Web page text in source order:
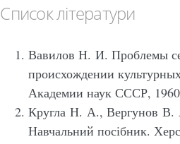
Список літератури
Вавилов Н. И. Проблемы
происхождении
Академии наук СССР,
Кругла Н. А., Вергунов В.
Навчальний посібник.